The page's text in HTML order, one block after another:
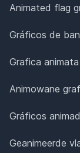
Animated flag
Gráficos de
Grafica
Animowane
Gráficos
Geanimeerde